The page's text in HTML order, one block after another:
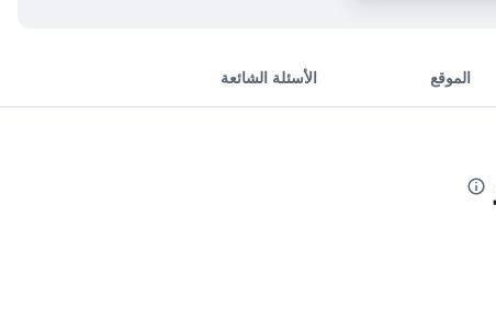
الموقع الأسئلة الشائعة